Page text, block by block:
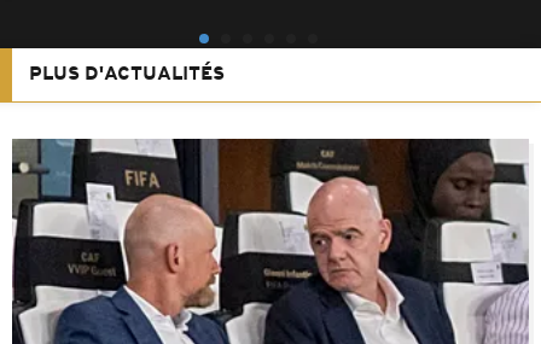
PLUS D'ACTUALITÉS